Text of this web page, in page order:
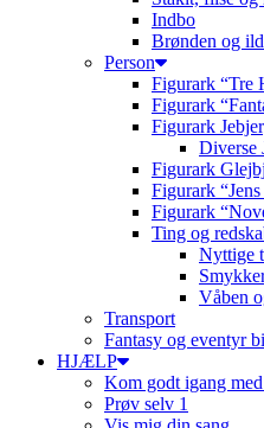
Indbo
Brønden og
Person
Figurark “Tre
Figurark
Figurark
Diverse
Figurark
Figurark
Figurark
Ting og
Nyttige
Våben
Transport
Fantasy og eventyr
HJÆLP
Kom godt igang med
Prøv selv 1